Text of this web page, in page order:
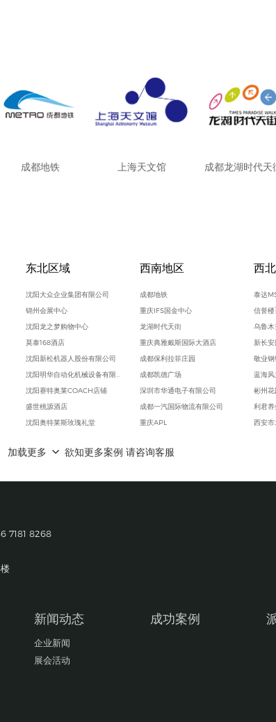
成都地铁 上海天文馆 成都龙湖时代天
东北区域 西南地区 西
沈阳大众企业集团有限公司
锦州会展中心
沈阳龙之梦购物中心
莫泰168酒店
沈阳新松机器人股份有限公司
沈阳赛特奥莱COACH店铺
盛世桃源酒店
沈阳奥特莱斯玫瑰礼堂
沈阳万达文华酒店
锦州会展中心
鞍山美景海鲜酒店
成都地铁
重庆IFS国金中心
龙湖时代天街
重庆典雅戴斯国际大酒店
成都保利拉菲庄园
成都凯德广场
深圳市华通电子有限公司
成都一汽国际物流有限公司
重庆APL
成都华为基地
泰达
乌鲁
新长
敬业钢
蓝海风
彬州
利君养
西安
青海
内蒙
呼和
长乐
加载更多 欲知更多案例 请咨询客服
7181 8268
新闻动态
企业新闻
展会活动
成功案例